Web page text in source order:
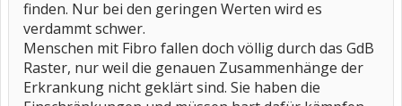
finden. Nur bei den geringen Werten wird es
verdammt schwer.
Menschen mit Fibro fallen doch völlig durch das GdB
Raster, nur weil die genauen Zusammenhänge der
Erkrankung nicht geklärt sind. Sie haben die